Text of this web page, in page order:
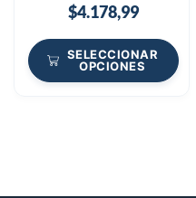
$4.178,99
SELECCIONAR
OPCIONES